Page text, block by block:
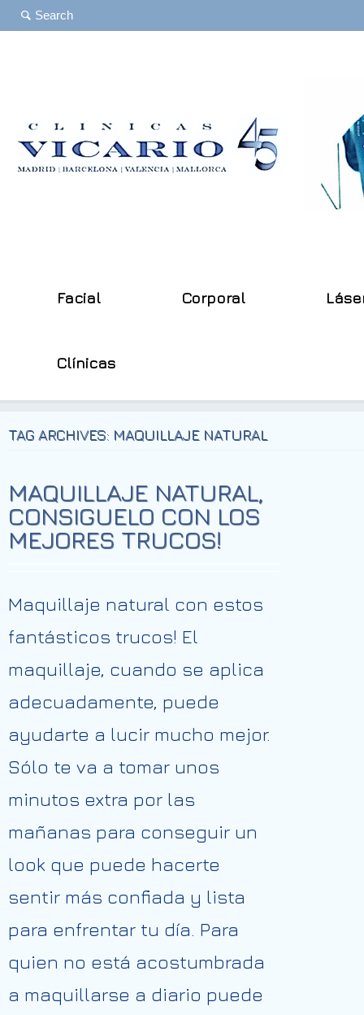
Facial Corporal
Clínicas
TAG ARCHIVES: MAQUILLAJE NATURAL
MAQUILLAJE NATURAL,
CONSIGUELO CON LOS
MEJORES TRUCOS!
Maquillaje natural con estos
fantásticos trucos! El
maquillaje, cuando se aplica
adecuadamente, puede
ayudarte a lucir mucho mejor.
Sólo te va a tomar unos
minutos extra por las
mañanas para conseguir un
look que puede hacerte
sentir más confiada y lista
para enfrentar tu día. Para
quien no está acostumbrada
a maquillarse a diario puede